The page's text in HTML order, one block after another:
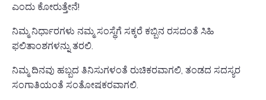
ಎಂದು ಕೋರುತ್ತೇನೆ!
ನಿಮ್ಮ ನಿರ್ಧಾರಗಳು ನಮ್ಮ ಸಂಸ್ಥೆಗೆ ಸಕ್ಕರೆ ಕಬ್ಬಿನ ರಸದಂತೆ ಸಿಹಿ
ಫಲಿತಾಂಶಗಳನ್ನು ತರಲಿ.
ನಿಮ್ಮ ದಿನವು ಹಬ್ಬದ ತಿನಿಸುಗಳಂತೆ ರುಚಿಕರವಾಗಲಿ, ತಂಡದ ಸದಸ್ಯರ
ಸಂಗಾತಿಯಂತೆ ಸಂತೋಷಕರವಾಗಲಿ.